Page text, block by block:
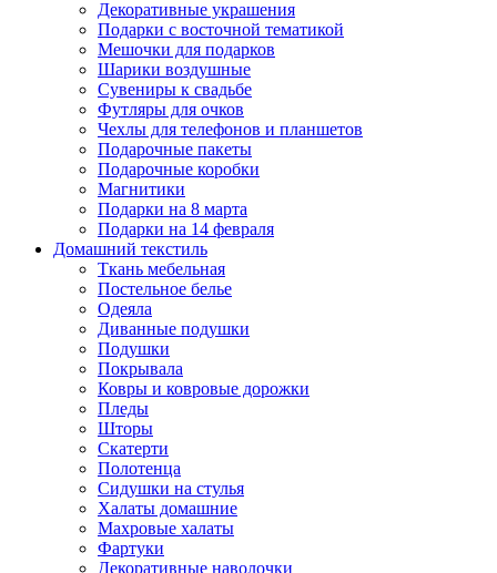
Декоративные украшения
Подарки с восточной тематикой
Мешочки для подарков
Шарики воздушные
Сувениры к свадьбе
Футляры для очков
Чехлы для телефонов и планшетов
Подарочные пакеты
Подарочные коробки
Магнитики
Подарки на 8 марта
Подарки на 14 февраля
Домашний текстиль
Ткань мебельная
Постельное белье
Одеяла
Диванные подушки
Подушки
Покрывала
Ковры и ковровые дорожки
Пледы
Шторы
Скатерти
Полотенца
Сидушки на стулья
Халаты домашние
Махровые халаты
Фартуки
Декоративные наволочки